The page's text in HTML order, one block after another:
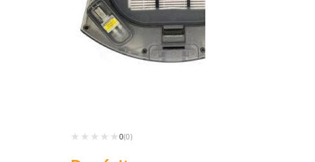
★★★★★
★★★★★ 0(0)